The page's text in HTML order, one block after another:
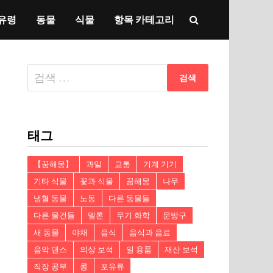
령 동물 식물 항목 카테고리
다
음
태그
【꿈해몽】 과일 교통
기계 기기
기타 식물
꽃과 식물 꿈해몽
나무
냉혈 동물
노동
다른 동물들
다른 물건들
멜론 무기 화학
문방구
새 동물
야채 음식
음식과 음료
음악 댄스
의상 보석 일 용품
재산 보석
직장 공부
콩 포유류